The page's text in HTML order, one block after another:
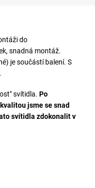
do
snadná montáž.
je součástí balení. S
svítidla. Po
jsme se snad
svítidla zdokonalit v